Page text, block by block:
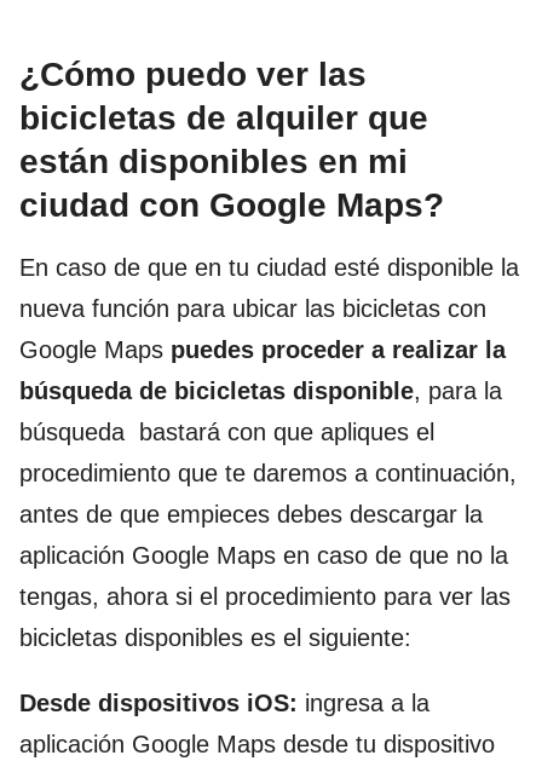
¿Cómo puedo ver las
bicicletas de alquiler que
están disponibles en mi
ciudad con Google Maps?
En caso de que en tu ciudad esté disponible la
nueva función para ubicar las bicicletas con
Google Maps puedes proceder a realizar la
búsqueda de bicicletas disponible, para la
búsqueda bastará con que apliques el
procedimiento que te daremos a continuación,
antes de que empieces debes descargar la
aplicación Google Maps en caso de que no la
tengas, ahora si el procedimiento para ver las
bicicletas disponibles es el siguiente:
Desde dispositivos iOS: ingresa a la
aplicación Google Maps desde tu dispositivo